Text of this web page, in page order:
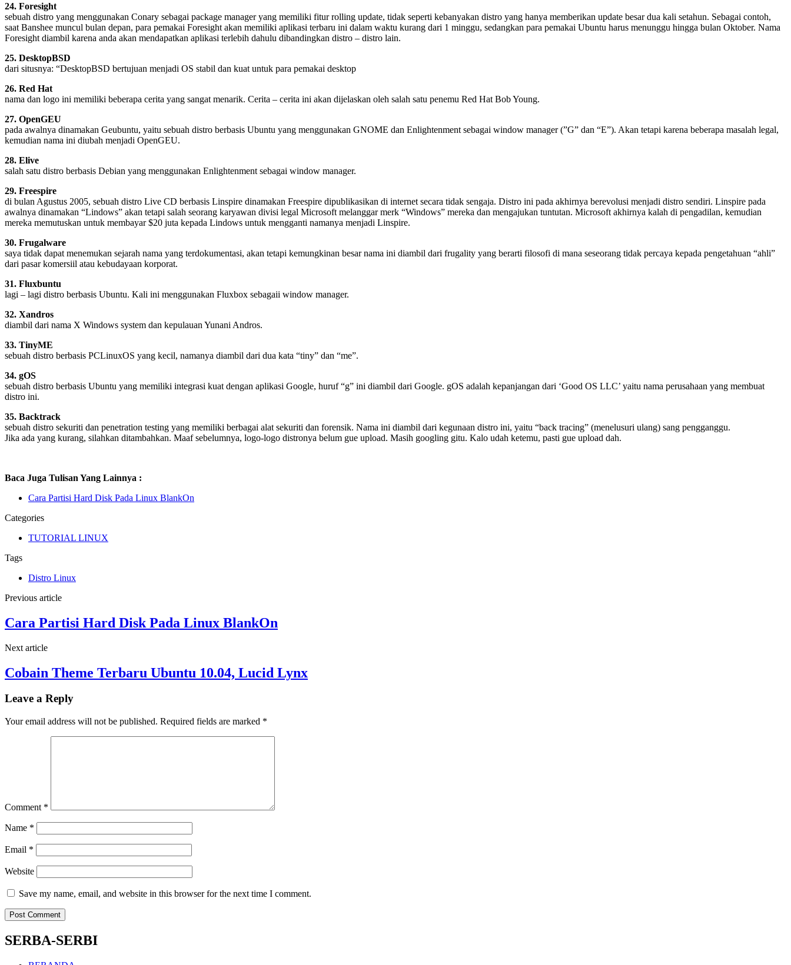
24. Foresight
sebuah distro yang menggunakan Conary sebagai package manager yang memiliki fitur rolling update, tidak seperti kebanyakan distro yang hanya memberikan update besar dua kali setahun. Sebagai contoh,
saat Banshee muncul bulan depan, para pemakai Foresight akan memiliki aplikasi terbaru ini dalam waktu kurang dari 1 minggu, sedangkan para pemakai Ubuntu harus menunggu hingga bulan Oktober. Nama
Foresight diambil karena anda akan mendapatkan aplikasi terlebih dahulu dibandingkan distro – distro lain.
25. DesktopBSD
dari situsnya: “DesktopBSD bertujuan menjadi OS stabil dan kuat untuk para pemakai desktop
26. Red Hat
nama dan logo ini memiliki beberapa cerita yang sangat menarik. Cerita – cerita ini akan dijelaskan oleh salah satu penemu Red Hat Bob Young.
27. OpenGEU
pada awalnya dinamakan Geubuntu, yaitu sebuah distro berbasis Ubuntu yang menggunakan GNOME dan Enlightenment sebagai window manager (”G” dan “E”). Akan tetapi karena beberapa masalah legal,
kemudian nama ini diubah menjadi OpenGEU.
28. Elive
salah satu distro berbasis Debian yang menggunakan Enlightenment sebagai window manager.
29. Freespire
di bulan Agustus 2005, sebuah distro Live CD berbasis Linspire dinamakan Freespire dipublikasikan di internet secara tidak sengaja. Distro ini pada akhirnya berevolusi menjadi distro sendiri. Linspire pada
awalnya dinamakan “Lindows” akan tetapi salah seorang karyawan divisi legal Microsoft melanggar merk “Windows” mereka dan mengajukan tuntutan. Microsoft akhirnya kalah di pengadilan, kemudian
mereka memutuskan untuk membayar $20 juta kepada Lindows untuk mengganti namanya menjadi Linspire.
30. Frugalware
saya tidak dapat menemukan sejarah nama yang terdokumentasi, akan tetapi kemungkinan besar nama ini diambil dari frugality yang berarti filosofi di mana seseorang tidak percaya kepada pengetahuan “ahli”
dari pasar komersiil atau kebudayaan korporat.
31. Fluxbuntu
lagi – lagi distro berbasis Ubuntu. Kali ini menggunakan Fluxbox sebagaii window manager.
32. Xandros
diambil dari nama X Windows system dan kepulauan Yunani Andros.
33. TinyME
sebuah distro berbasis PCLinuxOS yang kecil, namanya diambil dari dua kata “tiny” dan “me”.
34. gOS
sebuah distro berbasis Ubuntu yang memiliki integrasi kuat dengan aplikasi Google, huruf “g” ini diambil dari Google. gOS adalah kepanjangan dari ‘Good OS LLC’ yaitu nama perusahaan yang membuat
distro ini.
35. Backtrack
sebuah distro sekuriti dan penetration testing yang memiliki berbagai alat sekuriti dan forensik. Nama ini diambil dari kegunaan distro ini, yaitu “back tracing” (menelusuri ulang) sang pengganggu.
Jika ada yang kurang, silahkan ditambahkan. Maaf sebelumnya, logo-logo distronya belum gue upload. Masih googling gitu. Kalo udah ketemu, pasti gue upload dah.
Baca Juga Tulisan Yang Lainnya :
Cara Partisi Hard Disk Pada Linux BlankOn
Categories
TUTORIAL LINUX
Tags
Distro Linux
Previous article
Cara Partisi Hard Disk Pada Linux BlankOn
Next article
Cobain Theme Terbaru Ubuntu 10.04, Lucid Lynx
Leave a Reply
Your email address will not be published. Required fields are marked *
Comment *
Name *
Email *
Website
Save my name, email, and website in this browser for the next time I comment.
SERBA-SERBI